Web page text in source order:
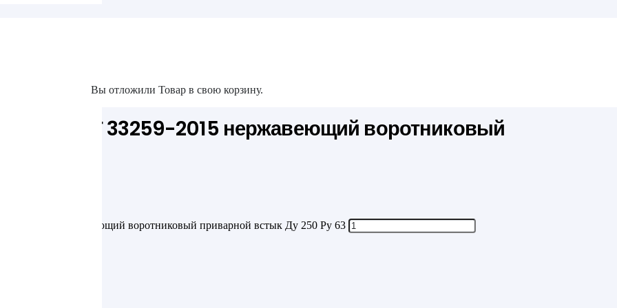
Вы отложили Товар в свою корзину.
IV ГОСТ 33259-2015 нержавеющий воротниковый
2015 нержавеющий воротниковый приварной встык Ду 250 Ру 63